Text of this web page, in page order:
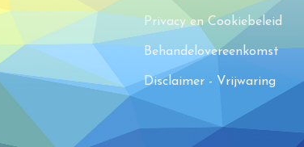
Privacy en Cookiebeleid
Behandelovereenkomst
Disclaimer - Vrijwaring